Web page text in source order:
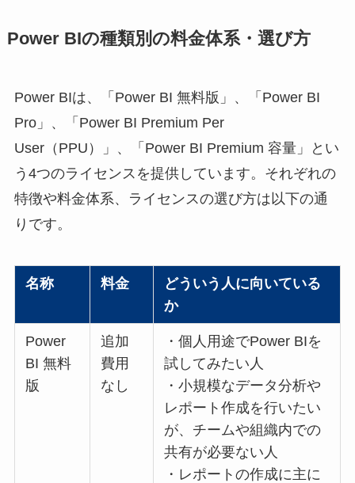
Power BIの種類別の料金体系・選び方
Power BIは、「Power BI 無料版」、「Power BI
Pro」、「Power BI Premium Per
User（PPU）」、「Power BI Premium 容量」とい
う4つのライセンスを提供しています。それぞれの
特徴や料金体系、ライセンスの選び方は以下の通
りです。
名称 料金
どういう人に向いている
か
Power
BI 無料
版
追加
費用
なし
・個人用途でPower BIを
試してみたい人
・小規模なデータ分析や
レポート作成を行いたい
が、チームや組織内での
共有が必要ない人
・レポートの作成に主に